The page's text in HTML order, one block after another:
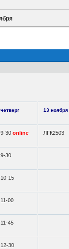
четверг 13 ноября
9-30online ЛГК2503
9-30
10-15
11-00
11-45
12-30